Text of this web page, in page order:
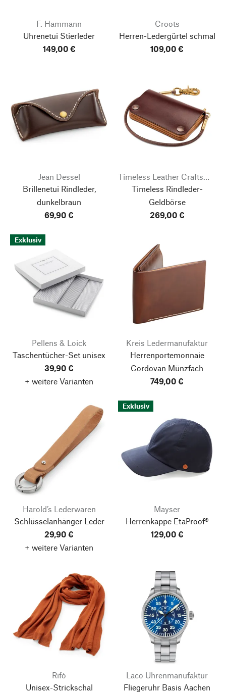
F. Hammann
Uhrenetui Stierleder
149,00 €
Croots
Herren-Ledergürtel schmal
109,00 €
Jean Dessel
Brillenetui Rindleder,
dunkelbraun
69,90 €
Timeless Leather Craftsmanship
Timeless Rindleder-
Geldbörse
269,00 €
Exklusiv
Pellens & Loick
Taschentücher-Set unisex
39,90 €
+ weitere Varianten
Kreis Ledermanufaktur
Herrenportemonnaie
Cordovan Münzfach
749,00 €
Harold’s Lederwaren
Schlüsselanhänger Leder
29,90 €
+ weitere Varianten
Exklusiv
Mayser
Herrenkappe EtaProof®
129,00 €
Rifò
Unisex-Strickschal
Laco Uhrenmanufaktur
Fliegeruhr Basis Aachen